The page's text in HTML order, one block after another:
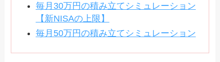
毎月30万円の積み立てシミュレーション
【新NISAの上限】
毎月50万円の積み立てシミュレーション